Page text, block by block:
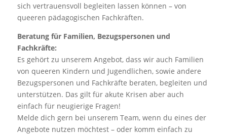
sich vertrauensvoll begleiten lassen können – von
queeren pädagogischen Fachkräften.
Beratung für Familien, Bezugspersonen und
Fachkräfte:
Es gehört zu unserem Angebot, dass wir auch Familien
von queeren Kindern und Jugendlichen, sowie andere
Bezugspersonen und Fachkräfte beraten, begleiten und
unterstützen. Das gilt für akute Krisen aber auch
einfach für neugierige Fragen!
Melde dich gern bei unserem Team, wenn du eines der
Angebote nutzen möchtest – oder komm einfach zu